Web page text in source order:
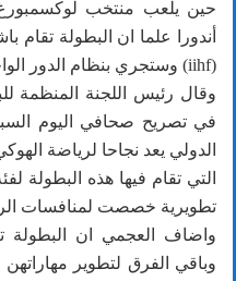
حين يلعب منتخب لوكسمبورغ
أندورا علما ان البطولة تقام
(iihf) وستجري بنظام الدور الواحد.
وقال رئيس اللجنة المنظمة
في تصريح صحافي اليوم
الدولي يعد نجاحا لرياضة
التي تقام فيها هذه البطولة
تطويرية خصصت لمنافسات
واضاف العجمي ان البطولة
وباقي الفرق لتطوير